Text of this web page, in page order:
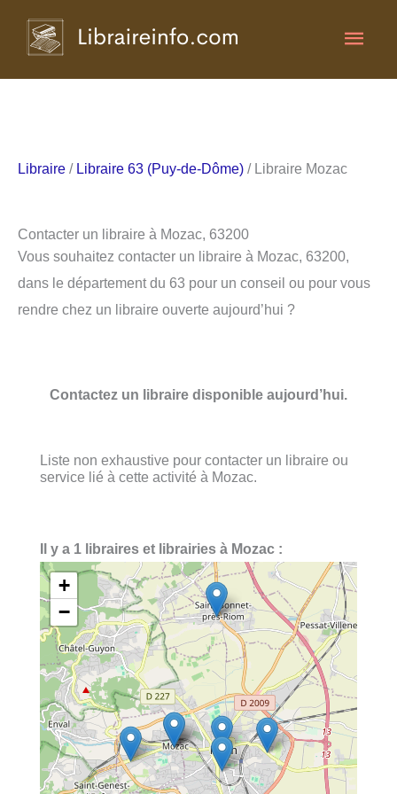
Libraire / Libraire 63 (Puy-de-Dôme) / Libraire Mozac
Contacter un libraire à Mozac, 63200
Vous souhaitez contacter un libraire à Mozac, 63200,
dans le département du 63 pour un conseil ou pour vous
rendre chez un libraire ouverte aujourd’hui ?
Contactez un libraire disponible aujourd’hui.
Liste non exhaustive pour contacter un libraire ou
service lié à cette activité à Mozac.
Il y a 1 libraires et librairies à Mozac :
+
−